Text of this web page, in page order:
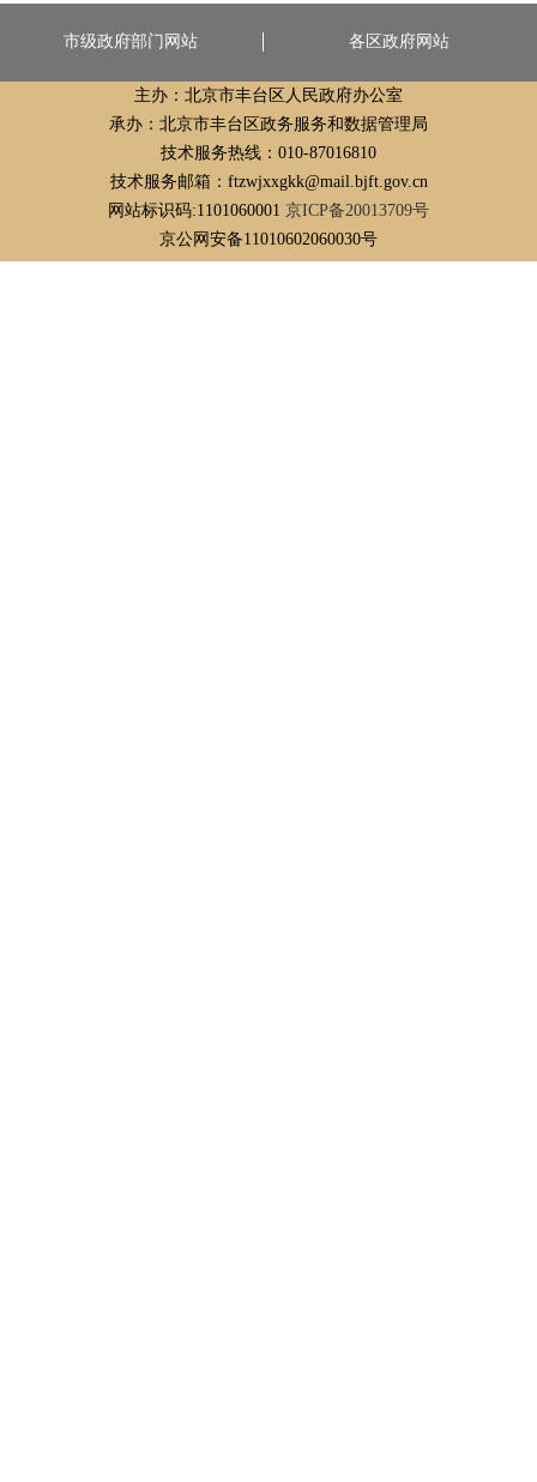
市级政府部门网站 各区政府网站
主办：北京市丰台区人民政府办公室
承办：北京市丰台区政务服务和数据管理局
技术服务热线：010-87016810
技术服务邮箱：ftzwjxxgkk@mail.bjft.gov.cn
网站标识码:1101060001 京ICP备20013709号
京公网安备11010602060030号